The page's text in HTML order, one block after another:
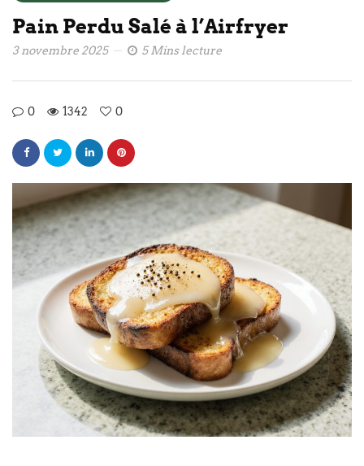
Pain Perdu Salé à l’Airfryer
3 novembre 2025 5 Mins lecture
0 1342 0